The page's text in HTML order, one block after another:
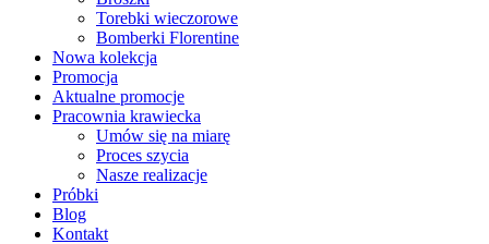
Torebki wieczorowe
Bomberki Florentine
Nowa kolekcja
Promocja
Aktualne promocje
Pracownia krawiecka
Umów się na miarę
Proces szycia
Nasze realizacje
Próbki
Blog
Kontakt